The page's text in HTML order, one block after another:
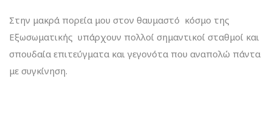
Στην μακρά πορεία μου στον θαυμαστό κόσμο της
Εξωσωματικής υπάρχουν πολλοί σημαντικοί σταθμοί και
σπουδαία επιτεύγματα και γεγονότα που αναπολώ πάντα
με συγκίνηση.